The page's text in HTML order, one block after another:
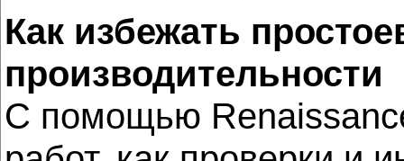
Как избежать
производительности
С помощью